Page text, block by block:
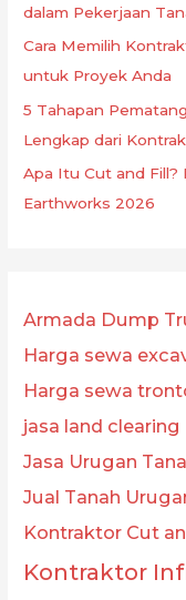
dalam Pekerjaan
Cara Memilih
untuk Proyek Anda
5 Tahapan
Lengkap dari
Apa Itu Cut and Fill?
Earthworks 2026
Armada Dump
Harga sewa
Harga sewa
jasa land clearing
Jasa Urugan
Jual Tanah
Kontraktor Cut
Kontraktor